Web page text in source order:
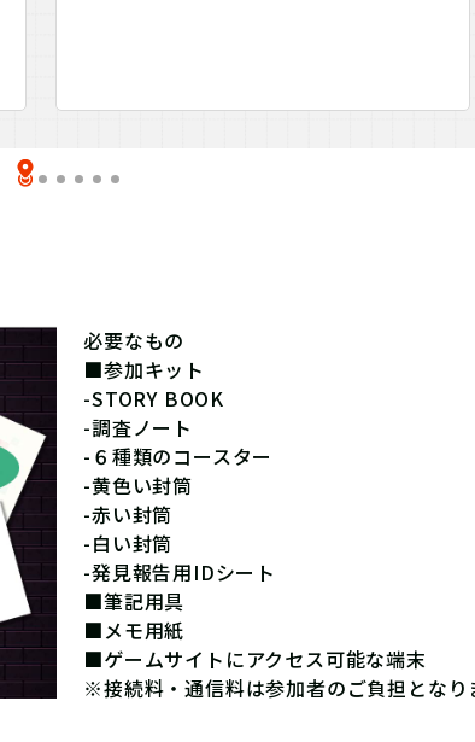
必要なもの
■参加キット
-STORY BOOK
-調査ノート
-６種類のコースター
-黄色い封筒
-赤い封筒
-白い封筒
-発見報告用IDシート
■筆記用具
■メモ用紙
■ゲームサイトにアクセス可能な端末
※接続料・通信料は参加者のご負担となり